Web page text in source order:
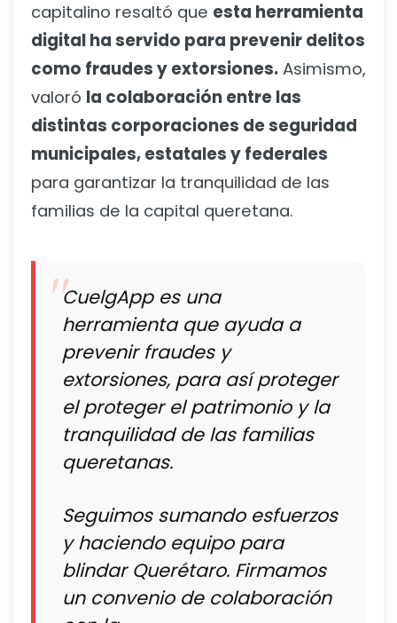
capitalino resaltó que esta herramienta
digital ha servido para prevenir delitos
como fraudes y extorsiones. Asimismo,
valoró la colaboración entre las
distintas corporaciones de seguridad
municipales, estatales y federales
para garantizar la tranquilidad de las
familias de la capital queretana.
CuelgApp es una
herramienta que ayuda a
prevenir fraudes y
extorsiones, para así proteger
el proteger el patrimonio y la
tranquilidad de las familias
queretanas.
Seguimos sumando esfuerzos
y haciendo equipo para
blindar Querétaro. Firmamos
un convenio de colaboración